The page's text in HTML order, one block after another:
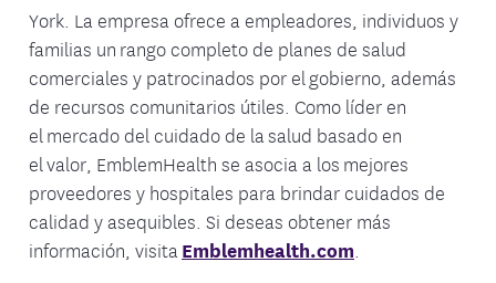
York. La empresa ofrece a empleadores, individuos y
familias un rango completo de planes de salud
comerciales y patrocinados por el gobierno, además
de recursos comunitarios útiles. Como líder en
el mercado del cuidado de la salud basado en
el valor, EmblemHealth se asocia a los mejores
proveedores y hospitales para brindar cuidados de
calidad y asequibles. Si deseas obtener más
información, visita Emblemhealth.com